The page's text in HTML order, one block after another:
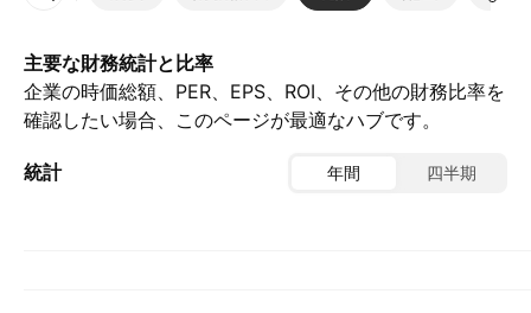
主要な財務統計と比率
企業の時価総額、PER、EPS、ROI、その他の財務比率を
確認したい場合、このページが最適なハブです。
統計 年間 四半期